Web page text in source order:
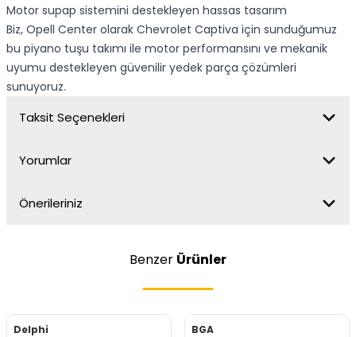
Motor supap sistemini destekleyen hassas tasarım
Biz, Opell Center olarak Chevrolet Captiva için sunduğumuz
bu piyano tuşu takımı ile motor performansını ve mekanik
uyumu destekleyen güvenilir yedek parça çözümleri
sunuyoruz.
Taksit Seçenekleri
Yorumlar
Önerileriniz
Benzer Ürünler
Delphi
BGA